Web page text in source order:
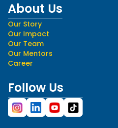
About Us
Our Story
Our Impact
Our Team
Our Mentors
Career
Follow Us